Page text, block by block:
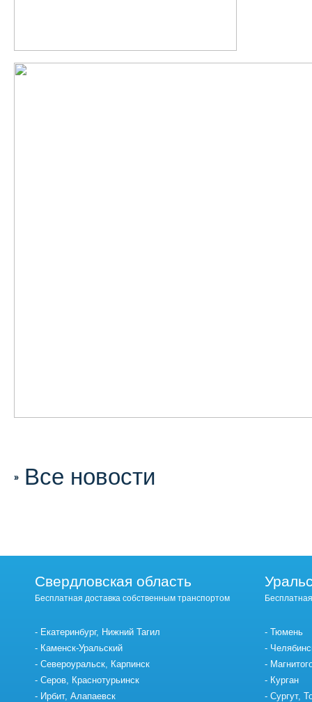
Все новости
Свердловская область
Бесплатная доставка собственным транспортом
Екатеринбург, Нижний Тагил
Каменск-Уральский
Североуральск, Карпинск
Серов, Краснотурьинск
Ирбит, Алапаевск
Тюмень
Курган
Сургут,